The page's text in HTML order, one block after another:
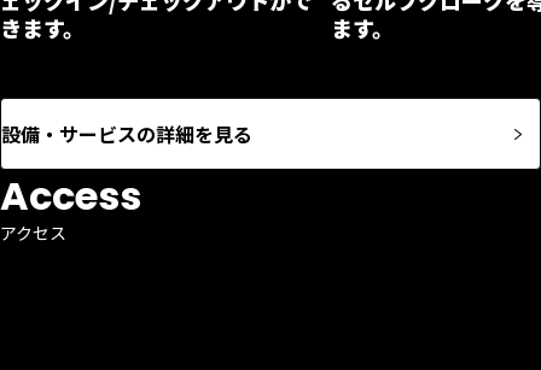
きます。
ます。
設備・サービスの詳細を見る
Access
アクセス